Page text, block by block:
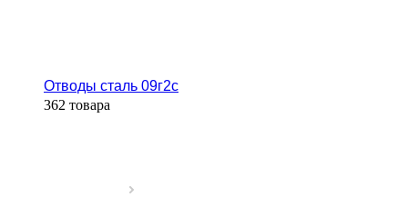
Отводы сталь 09г2с
362 товара